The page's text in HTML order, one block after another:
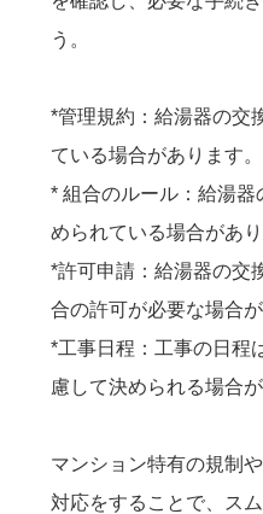
う。
*管理規約：給湯器の交
ている場合があります。
* 組合のルール：給湯
められている場合があり
*許可申請：給湯器の交
合の許可が必要な場合が
*工事日程：工事の日程
慮して決められる場合が
マンション特有の規制
対応をすることで、ス